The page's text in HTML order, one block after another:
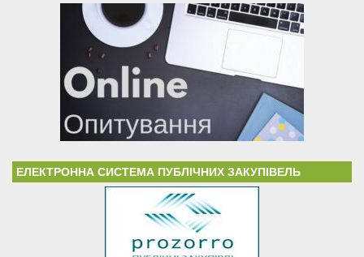
ЕЛЕКТРОННА СИСТЕМА ПУБЛІЧНИХ ЗАКУПІВЕЛЬ